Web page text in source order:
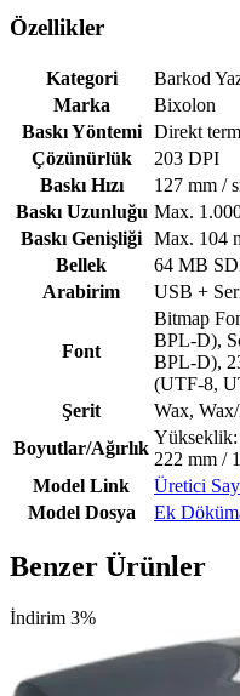
Özellikler
Kategori
Barkod
Marka
Bixolon
Baskı Yöntemi
Direkt
Çözünürlük
203 DPI
Baskı Hızı
127 mm /
Baskı Uzunluğu Max.
Baskı Genişliği Max. 104
Bellek
64 MB
Arabirim
USB +
Font
Bitmap
BPL-D),
BPL-D),
(UTF-8,
Şerit
Wax,
Boyutlar/Ağırlık
Yükseklik:
222 mm /
Model Link
Üretici
Model Dosya
Ek
Benzer Ürünler
İndirim 3%